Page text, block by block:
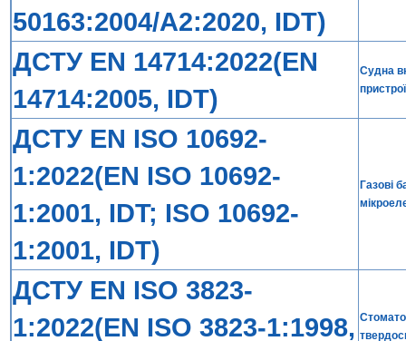
50163:2004/A2:2020, IDT)
ДСТУ EN 14714:2022(EN
14714:2005, IDT)
Судна
ДСТУ EN ISO 10692-
1:2022(EN ISO 10692-
1:2001, IDT; ISO 10692-
1:2001, IDT)
Газові
ДСТУ EN ISO 3823-
1:2022(EN ISO 3823-1:1998,